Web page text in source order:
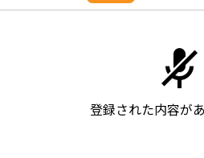
登録された内容が